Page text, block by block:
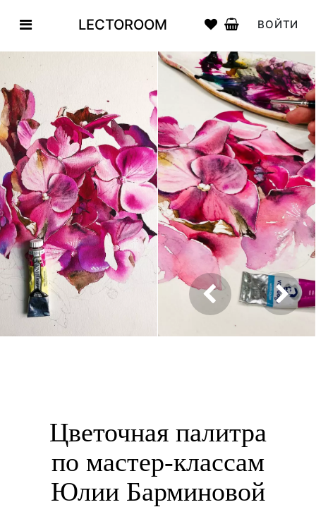
LECTOROOM ВОЙТИ
Цветочная палитра
по мастер-классам
Юлии Барминовой